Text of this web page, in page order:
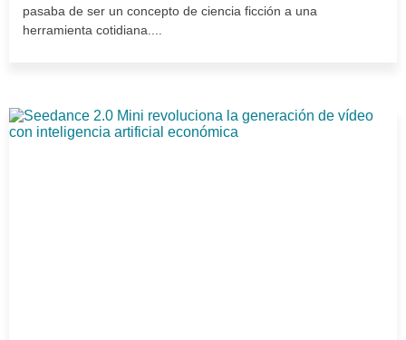
pasaba de ser un concepto de ciencia ficción a una
herramienta cotidiana....